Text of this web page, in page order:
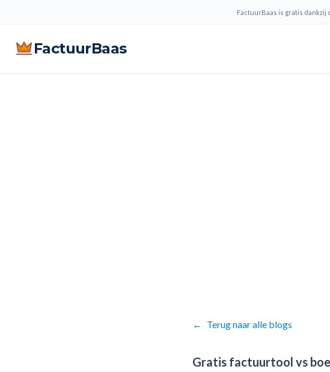
FactuurBaas is gratis dankzij
FactuurBaas
← Terug naar alle blogs
Gratis factuurtool vs